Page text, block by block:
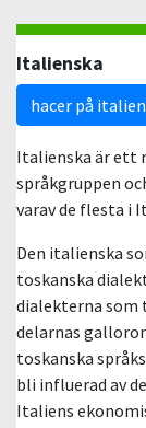
Italienska
hacer på
Italienska är ett
språkgruppen
varav de flesta i
Den italienska
toskanska
dialekterna som
delarnas
toskanska
bli influerad av
Italiens